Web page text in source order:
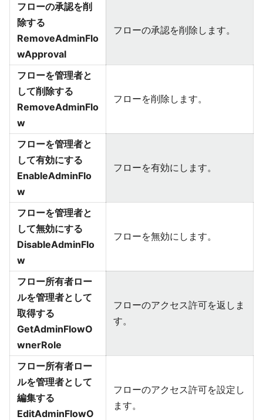
フローの承認を削
除する
RemoveAdminFlo
wApproval
フローの承認を削除します。
フローを管理者と
して削除する
RemoveAdminFlo
w
フローを削除します。
フローを管理者と
して有効にする
EnableAdminFlo
w
フローを有効にします。
フローを管理者と
して無効にする
DisableAdminFlo
w
フローを無効にします。
フロー所有者ロー
ルを管理者として
取得する
GetAdminFlowO
wnerRole
フローのアクセス許可を返しま
す。
フロー所有者ロー
ルを管理者として
編集する
EditAdminFlowO
フローのアクセス許可を設定し
ます。